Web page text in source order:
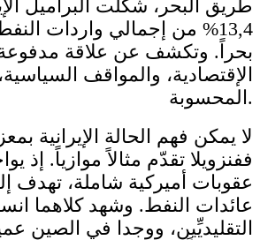
طريق البحر، شكّلت البراميل
13,4% من إجمالي واردات
بحراً. وتكشف عن علاقة مدفوعة
الإقتصادية، والمواقف
المحسوبة.
لا يمكن فهم الحالة الإيرانية
ففنزويلا تقدّم مثالاً موازياً. إذ
عقوبات أميركية شاملة، تهدف
عائدات النفط. وشهد كلاهما
التقليديِّين، ووجدا في الصين